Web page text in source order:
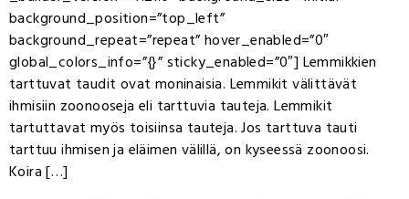
background_position=”top_left”
background_repeat=”repeat” hover_enabled=”0″
global_colors_info=”{}” sticky_enabled=”0″] Lemmikkien
tarttuvat taudit ovat moninaisia. Lemmikit välittävät
ihmisiin zoonooseja eli tarttuvia tauteja. Lemmikit
tartuttavat myös toisiinsa tauteja. Jos tarttuva tauti
tarttuu ihmisen ja eläimen välillä, on kyseessä zoonoosi.
Koira […]